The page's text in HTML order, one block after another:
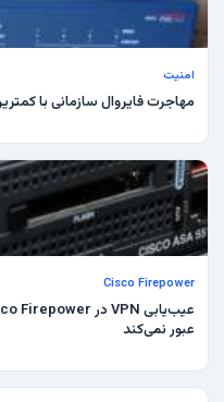
امنیت
مهاجرت فایروال سازمانی با
Cisco Firepower
عبور نمی‌کند